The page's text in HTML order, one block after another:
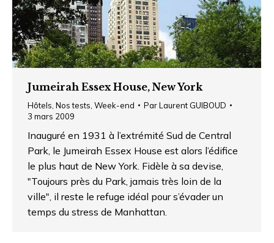
Jumeirah Essex House, New York
Hôtels Nos tests Week-end ParLaurent GUIBOUD
3 mars 2009
Inauguré en 1931 à l’extrémité Sud de Central
Park, le Jumeirah Essex House est alors l’édifice
le plus haut de New York. Fidèle à sa devise,
"Toujours près du Park, jamais très loin de la
ville", il reste le refuge idéal pour s’évader un
temps du stress de Manhattan.